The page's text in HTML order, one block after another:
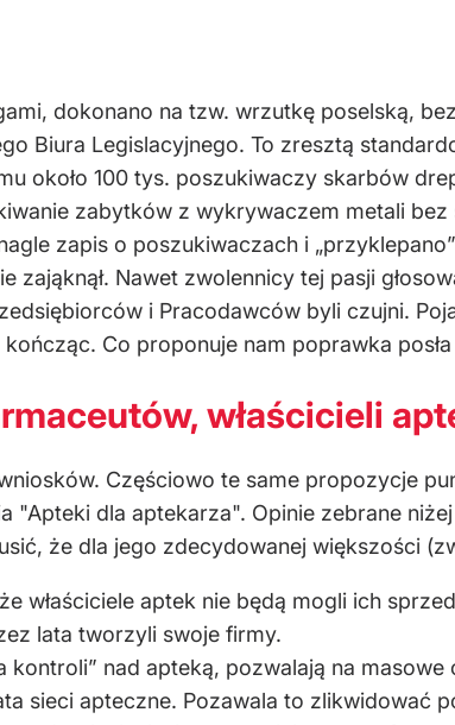
dokonano na tzw. wrzutkę poselską,
Biura Legislacyjnego. To zresztą
około 100 tys. poszukiwaczy skarbów
zabytków z wykrywaczem metali
zapis o poszukiwaczach i
Nawet zwolennicy tej pasji
i Pracodawców byli czujni.
Co proponuje nam poprawka posła
właścicieli
Częściowo te same propozycje
"Apteki dla aptekarza". Opinie zebrane
że dla jego zdecydowanej większości
właściciele aptek nie będą mogli ich
lata tworzyli swoje firmy.
nad apteką, pozwalają na
sieci apteczne. Pozawala to zlikwidować